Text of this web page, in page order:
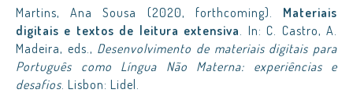
Martins, Ana Sousa (2020, forthcoming). Materiais
digitais e textos de leitura extensiva. In: C. Castro, A.
Madeira, eds., Desenvolvimento de materiais digitais para
Português como Língua Não Materna: experiências e
desafios. Lisbon: Lidel.